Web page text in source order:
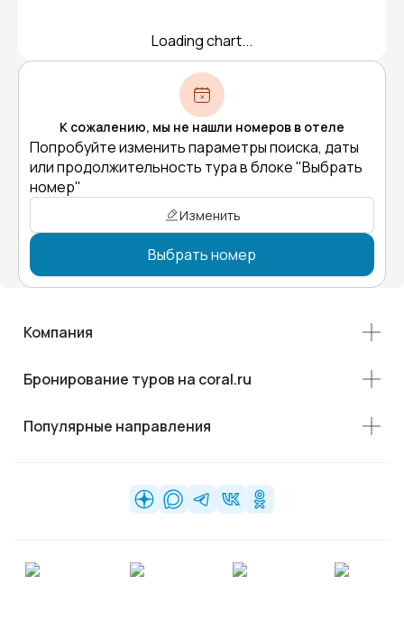
Loading chart...
К сожалению, мы не нашли номеров в отеле
Попробуйте изменить параметры поиска, даты
или продолжительность тура в блоке "Выбрать
номер"
Изменить
Выбрать номер
Компания
Бронирование туров на coral.ru
Популярные направления